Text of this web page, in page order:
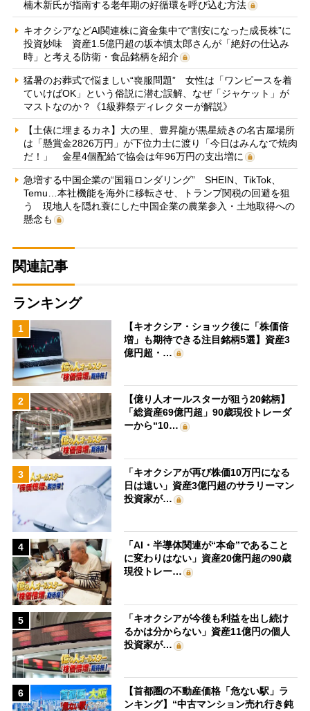
楠木新氏が指南する老年期の好循環を呼び込む方法
キオクシアなどAI関連株に資金集中で“割安になった成長株”に
投資妙味 資産1.5億円超の坂本慎太郎さんが「絶好の仕込み
時」と考える防衛・食品銘柄を紹介
猛暑のお葬式で悩ましい“喪服問題” 女性は「ワンピースを着
ていけばOK」という俗説に潜む誤解、なぜ「ジャケット」が
マストなのか？《1級葬祭ディレクターが解説》
【土俵に埋まるカネ】大の里、豊昇龍が黒星続きの名古屋場所
は「懸賞金2826万円」が下位力士に渡り「今日はみんなで焼肉
だ！」 金星4個配給で協会は年96万円の支出増に
急増する中国企業の“国籍ロンダリング” SHEIN、TikTok、
Temu…本社機能を海外に移転させ、トランプ関税の回避を狙
う 現地人を隠れ蓑にした中国企業の農業参入・土地取得への
懸念も
関連記事
ランキング
1
【キオクシア・ショック後に「株価倍
増」も期待できる注目銘柄5選】資産3
億円超・…
2
【億り人オールスターが狙う20銘柄】
「総資産69億円超」90歳現役トレーダ
ーから“10…
3
「キオクシアが再び株価10万円になる
日は遠い」資産3億円超のサラリーマン
投資家が…
4
「AI・半導体関連が“本命”であること
に変わりはない」資産20億円超の90歳
現役トレー…
5
「キオクシアが今後も利益を出し続け
るかは分からない」資産11億円の個人
投資家が…
6
【首都圏の不動産価格「危ない駅」ラ
ンキング】“中古マンション売れ行き鈍